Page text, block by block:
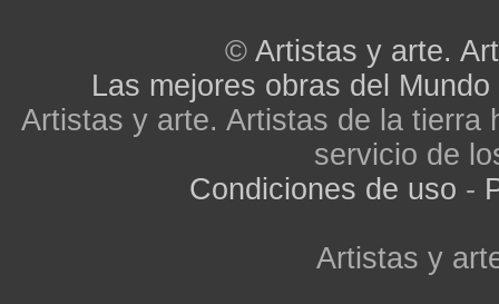
© Artistas y arte.
Las mejores obras del Mundo
Artistas y arte. Artistas de la tierra
servicio de
Condiciones de uso -
Artistas y